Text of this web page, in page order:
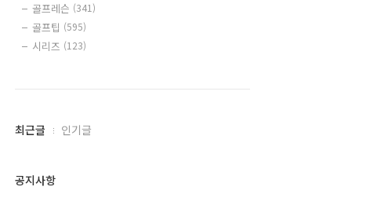
골프레슨 (341)
골프팁 (595)
시리즈 (123)
최
과
최근글 인기글
공지사항